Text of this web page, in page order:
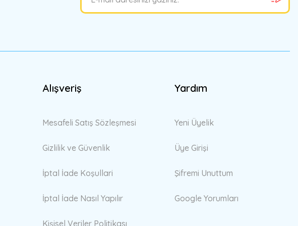
Alışveriş
Mesafeli Satış Sözleşmesi
Gizlilik ve Güvenlik
İptal İade Koşullari
İptal İade Nasıl Yapılır
Kişisel Veriler Politikası
Yardım
Yeni Üyelik
Üye Girişi
Şifremi Unuttum
Google Yorumları